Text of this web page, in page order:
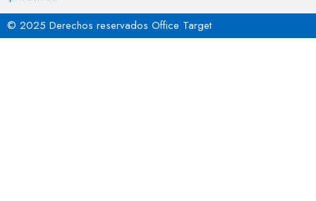
© 2025 Derechos reservados Office Target